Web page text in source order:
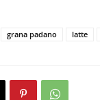
grana padano latte